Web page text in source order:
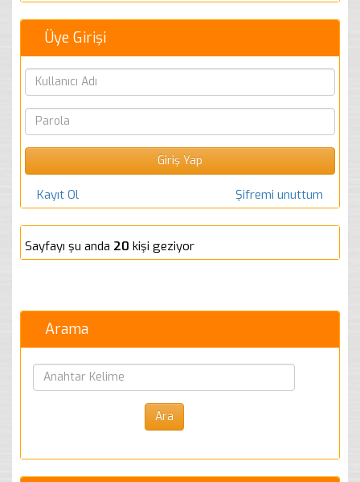
Üye Girişi
Kayıt Ol Şifremi unuttum
Sayfayı şu anda 20 kişi geziyor
Arama